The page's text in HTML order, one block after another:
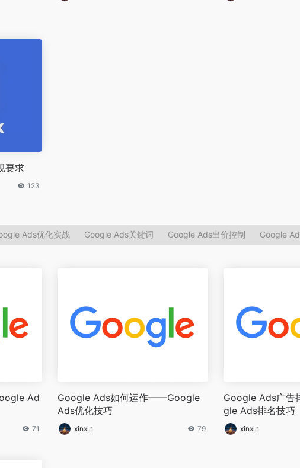
要求
123
Ads优化实战 Google Ads关键词 Google Ads出价控制 Google
Ad
71
Google Ads如何运作——Google
Ads优化技巧
xinxin 79
Google Ads广
gle Ads排名技巧
xinxin